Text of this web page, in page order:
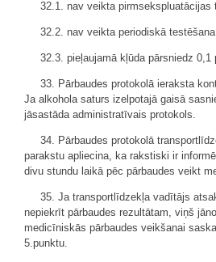
32.1. nav veikta pirmsekspluatācijas
32.2. nav veikta periodiskā
32.3. pieļaujamā kļūda pārsniedz 0,1
33. Pārbaudes protokolā ieraksta
Ja alkohola saturs izelpotajā gaisā
jāsastāda administratīvais protokols.
34. Pārbaudes protokolā
parakstu apliecina, ka rakstiski ir
divu stundu laikā pēc pārbaudes veikt
35. Ja transportlīdzekļa vadītājs
nepiekrīt pārbaudes rezultātam, viņš
medicīniskās pārbaudes veikšanai
5.punktu.